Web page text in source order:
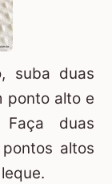
suba duas
ponto alto e
duas
altos